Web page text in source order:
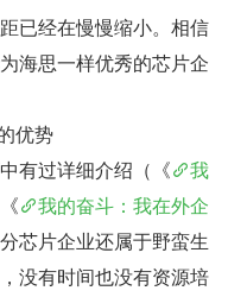
已经在慢慢缩小。相信
海思一样优秀的芯片企
优势
有过详细介绍（《
我
我的奋斗：我在外企
芯片企业还属于野蛮生
没有时间也没有资源培